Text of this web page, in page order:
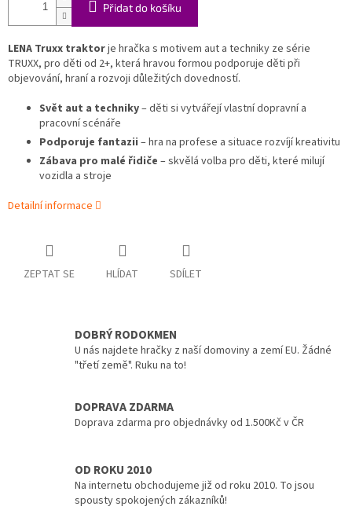
Přidat do košíku
LENA Truxx traktorje hračka s motivem aut a techniky ze série
TRUXX, pro děti od 2+, která hravou formou podporuje děti při
objevování, hraní a rozvoji důležitých dovedností.
Svět aut a techniky– děti si vytvářejí vlastní dopravní a
pracovní scénáře
Podporuje fantazii – hra na profese a situace rozvíjí kreativitu
Zábava pro malé řidiče – skvělá volba pro děti, které milují
vozidla a stroje
Detailní informace
ZEPTAT SE HLÍDAT SDÍLET
DOBRÝ RODOKMEN
U nás najdete hračky z naší domoviny a zemí EU. Žádné
"třetí země". Ruku na to!
DOPRAVA ZDARMA
Doprava zdarma pro objednávky od 1.500Kč v ČR
OD ROKU 2010
Na internetu obchodujeme již od roku 2010. To jsou
spousty spokojených zákazníků!